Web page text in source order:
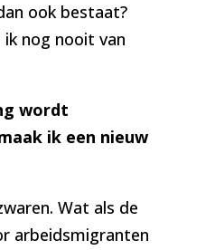
ook bestaat?
ik nog nooit van
wordt
ik een nieuw
Wat als de
arbeidsmigranten